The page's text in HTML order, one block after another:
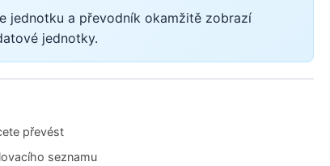
jednotku a převodník okamžitě zobrazí
jednotky.
převést
seznamu